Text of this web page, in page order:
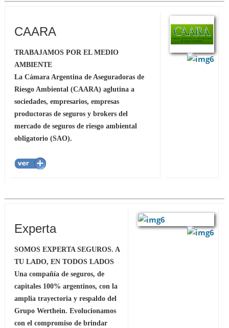
CAARA
TRABAJAMOS POR EL MEDIO
AMBIENTE
La Cámara Argentina de Aseguradoras de
Riesgo Ambiental (CAARA) aglutina a
sociedades, empresarios, empresas
productoras de seguros y brokers del
mercado de seguros de riesgo ambiental
obligatorio (SAO).
Experta
SOMOS EXPERTA SEGUROS. A
TU LADO, EN TODOS LADOS
Una compañía de seguros, de
capitales 100% argentinos, con la
amplia trayectoria y respaldo del
Grupo Werthein. Evolucionamos
con el compromiso de brindar